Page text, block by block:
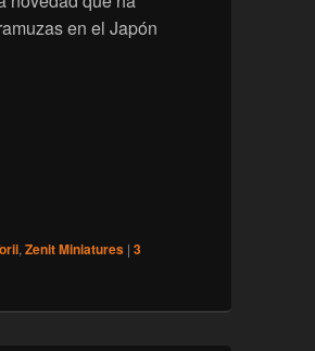
en el Japón
, Zenit Miniatures | 3